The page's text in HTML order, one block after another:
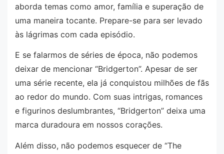
aborda temas como amor, família e superação de
uma maneira tocante. Prepare-se para ser levado
às lágrimas com cada episódio.
E se falarmos de séries de época, não podemos
deixar de mencionar “Bridgerton”. Apesar de ser
uma série recente, ela já conquistou milhões de fãs
ao redor do mundo. Com suas intrigas, romances
e figurinos deslumbrantes, “Bridgerton” deixa uma
marca duradoura em nossos corações.
Além disso, não podemos esquecer de “The